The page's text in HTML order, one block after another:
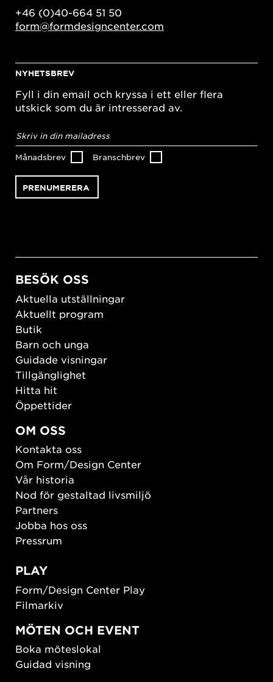
+46 (0)40-664 51 50
form@formdesigncenter.com
NYHETSBREV
Fyll i din email och kryssa i ett eller flera
utskick som du är intresserad av.
postadress*
Månadsbrev Branschbrev
BESÖK OSS
Aktuella utställningar
Aktuellt program
Butik
Barn och unga
Guidade visningar
Tillgänglighet
Hitta hit
Öppettider
OM OSS
Kontakta oss
Om Form/Design Center
Vår historia
Nod för gestaltad livsmiljö
Partners
Jobba hos oss
Pressrum
PLAY
Form/Design Center Play
Filmarkiv
MÖTEN OCH EVENT
Boka möteslokal
Guidad visning